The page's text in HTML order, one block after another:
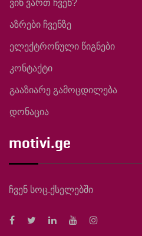
ვინ ვართ ჩვენ?
აზრები ჩვენზე
ელექტრონული წიგნები
კონტაქტი
გააზიარე გამოცდილება
დონაცია
motivi.ge
ჩვენ სოც.ქსელებში